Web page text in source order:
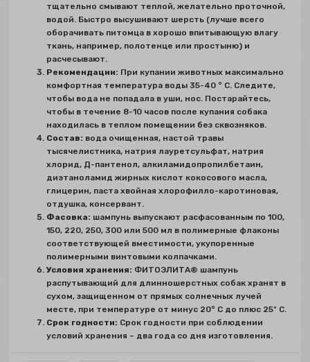
тщательно смывают теплой, желательно проточной,
водой. Быстро высушивают шерсть (лучше всего
оборачивать питомца в хорошо впитывающую влагу
ткань, например, полотенце или простыню) и
расчесывают.
Рекомендации: При купании животных максимально
комфортная температура воды 35-40 ° C. Следите,
чтобы вода не попадала в уши, нос. Постарайтесь,
чтобы в течение 8-10 часов после купания собака
находилась в теплом помещении без сквозняков.
Состав: вода очищенная, настой травы
тысячелистника, натрия лауретсульфат, натрия
хлорид, Д-пантенол, алкиламидопропилбетаин,
диэтаноламид жирных кислот кокосового масла,
глицерин, паста хвойная хлорофилло-каротиновая,
отдушка, консервант.
Фасовка: шампунь выпускают расфасованным по 100,
150, 220, 250, 300 или 500 мл в полимерные флаконы
соответствующей вместимости, укупоренные
полимерными винтовыми колпачками.
Условия хранения: ФИТОЭЛИТА® шампунь
распутывающий для длинношерстных собак хранят в
сухом, защищенном от прямых солнечных лучей
месте, при температуре от минус 20° C до плюс 25º С.
Срок годности: Срок годности при соблюдении
условий хранения – два года со дня изготовления.